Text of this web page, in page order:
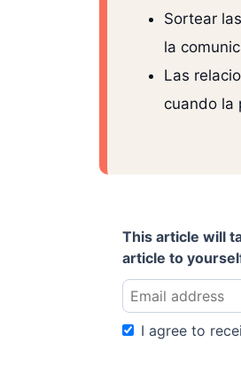
Sortear
la
Las
cuando la
This article will
article to
I agree to